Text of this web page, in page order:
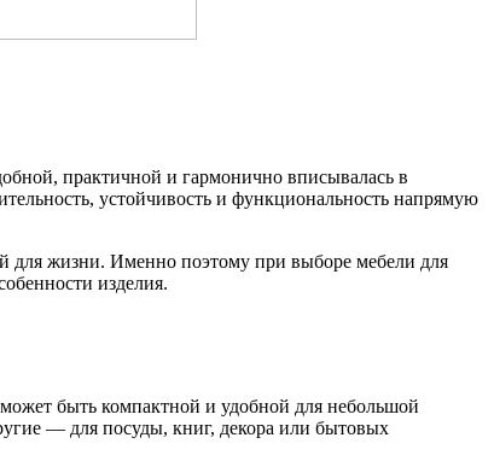
практичной и гармонично вписывалась в
устойчивость и функциональность напрямую
для жизни. Именно поэтому при выборе мебели для
изделия.
быть компактной и удобной для небольшой
— для посуды, книг, декора или бытовых